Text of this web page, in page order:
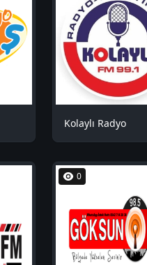
Kolaylı Radyo
0